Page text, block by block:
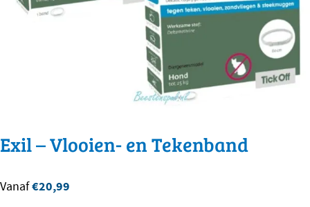
Exil – Vlooien- en Tekenband
Vanaf€20,99